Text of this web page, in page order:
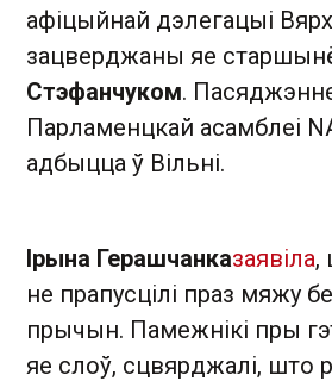
афіцыйнай дэлегацыі
зацверджаны яе
Стэфанчуком.
Парламенцкай асамблеі
адбыцца ў Вільні.
Ірына Герашчанказаявіла,
не прапусцілі праз мяжу
прычын. Памежнікі пры
яе слоў, сцвярджалі, што